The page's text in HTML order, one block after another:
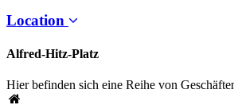
Location
Alfred-Hitz-Platz
Hier befinden sich eine Reihe von